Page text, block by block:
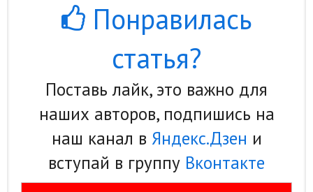
Понравилась
статья?
Поставь лайк, это важно для
наших авторов, подпишись на
наш канал в Яндекс.Дзен и
вступай в группу Вконтакте